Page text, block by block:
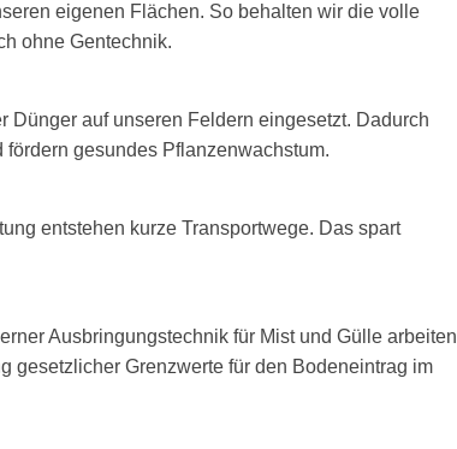
eigenen Flächen. So behalten wir die volle
ohne Gentechnik.
auf unseren Feldern eingesetzt. Dadurch
gesundes Pflanzenwachstum.
entstehen kurze Transportwege. Das spart
Ausbringungstechnik für Mist und Gülle arbeiten
gesetzlicher Grenzwerte für den Bodeneintrag im